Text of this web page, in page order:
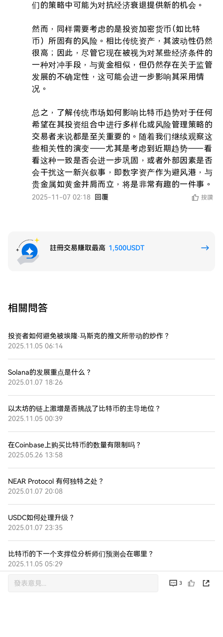
们的策略中可能为对抗经济衰退提供新的机会。
然而，同样需要考虑的是投资加密货币（如比特
币）所固有的风险。相比传统资产，其波动性仍然
很高；因此，尽管它现在被视为对某些经济条件的
一种对冲手段，与黄金相似，但仍然存在关于监管
发展的不确定性，这可能会进一步影响其采用情
况。
总之，了解传统市场如何影响比特币趋势对于任何
希望在其投资组合中进行多样化或风险管理策略的
交易者来说都是至关重要的。随着我们继续观察这
些相关性的演变——尤其是考虑到近期趋势——看
看这种一致是否会进一步巩固，或者外部因素是否
会干扰这一新兴叙事，即数字资产作为避风港，与
贵金属如黄金并肩而立，将是非常有趣的一件事。
2025-11-07 02:18 回覆 按讚
3
註冊交易賺取最高 1,500USDT
相關問答
投资者如何避免被埃隆·马斯克的推文所带动的炒作？
2025.11.05 06:14
Solana的发展重点是什么？
2025.01.07 18:26
以太坊的链上激增是否挑战了比特币的主导地位？
2025.11.05 00:39
在Coinbase上购买比特币的数量有限制吗？
2025.05.26 13:58
NEAR Protocol 有何独特之处？
2025.01.07 20:08
USDC如何处理升级？
2025.01.07 23:35
比特币的下一个支撑位分析师们预测会在哪里？
2025.11.05 05:29